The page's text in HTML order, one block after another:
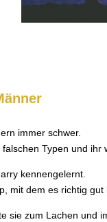
immer schwer.
Typen und ihr
kennengelernt.
mit dem es richtig gut
sie zum Lachen und